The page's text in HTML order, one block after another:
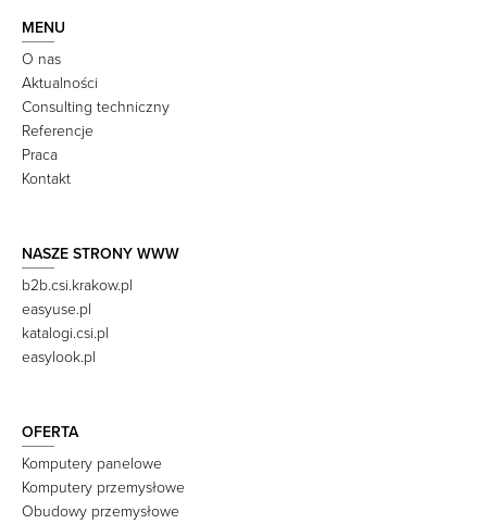
MENU
O nas
Aktualności
Consulting techniczny
Referencje
Praca
Kontakt
NASZE STRONY WWW
b2b.csi.krakow.pl
easyuse.pl
katalogi.csi.pl
easylook.pl
OFERTA
Komputery panelowe
Komputery przemysłowe
Obudowy przemysłowe